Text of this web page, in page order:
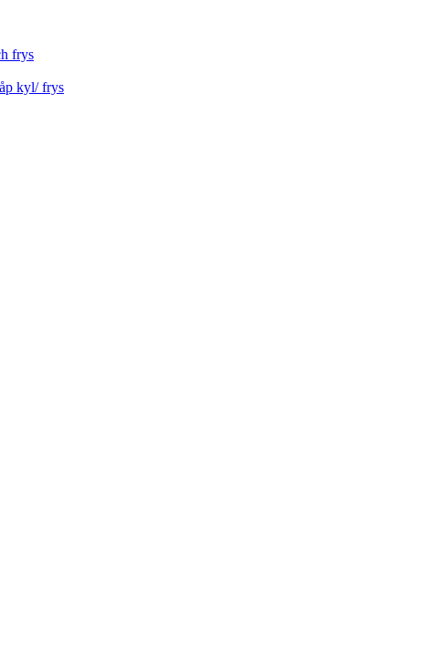
frys
kyl/ frys